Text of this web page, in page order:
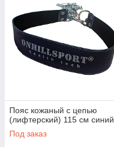
Пояс кожаный с цепью
(лифтерский) 115 см синий
Под заказ